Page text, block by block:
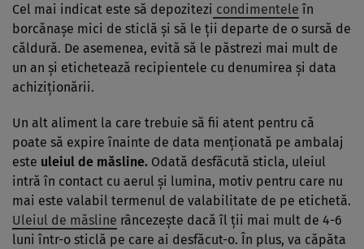
Cel mai indicat este să depozitezi condimentele în
borcănașe mici de sticlă și să le ții departe de o sursă de
căldură. De asemenea, evită să le păstrezi mai mult de
un an și etichetează recipientele cu denumirea și data
achiziționării.
Un alt aliment la care trebuie să fii atent pentru că
poate să expire înainte de data menționată pe ambalaj
este uleiul de măsline. Odată desfăcută sticla, uleiul
intră în contact cu aerul și lumina, motiv pentru care nu
mai este valabil termenul de valabilitate de pe etichetă.
Uleiul de măsline râncezește dacă îl ții mai mult de 4-6
luni într-o sticlă pe care ai desfăcut-o. În plus, va căpăta